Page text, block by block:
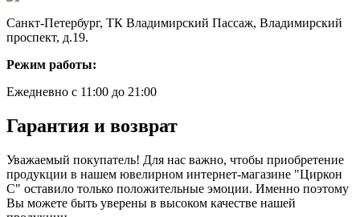
Санкт-Петербург, ТК Владимирский Пассаж, Владимирский
проспект, д.19.
Режим работы:
Ежедневно с 11:00 до 21:00
Гарантия и возврат
Уважаемый покупатель! Для нас важно, чтобы приобретение
продукции в нашем ювелирном интернет-магазине "Циркон
С" оставило только положительные эмоции. Именно поэтому
Вы можете быть уверены в высоком качестве нашей